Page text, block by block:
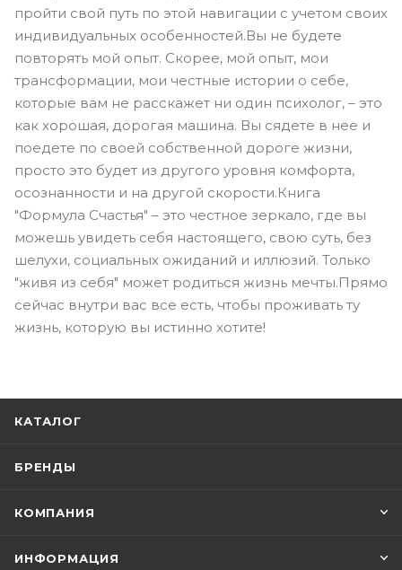
пройти свой путь по этой навигации с учетом своих
индивидуальных особенностей.Вы не будете
повторять мой опыт. Скорее, мой опыт, мои
трансформации, мои честные истории о себе,
которые вам не расскажет ни один психолог, – это
как хорошая, дорогая машина. Вы сядете в нее и
поедете по своей собственной дороге жизни,
просто это будет из другого уровня комфорта,
осознанности и на другой скорости.Книга
"Формула Счастья" – это честное зеркало, где вы
можешь увидеть себя настоящего, свою суть, без
шелухи, социальных ожиданий и иллюзий. Только
"живя из себя" может родиться жизнь мечты.Прямо
сейчас внутри вас все есть, чтобы проживать ту
жизнь, которую вы истинно хотите!
КАТАЛОГ
БРЕНДЫ
КОМПАНИЯ
ИНФОРМАЦИЯ